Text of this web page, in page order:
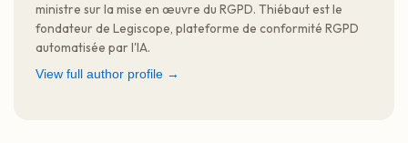
ministre sur la mise en œuvre du RGPD. Thiébaut est le
fondateur de Legiscope, plateforme de conformité RGPD
automatisée par l'IA.
View full author profile →